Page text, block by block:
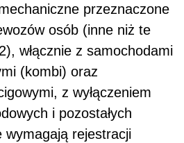
przeznaczone
osób (inne niż te
włącznie z samochodami
(kombi) oraz
z wyłączeniem
i pozostałych
wymagają rejestracji